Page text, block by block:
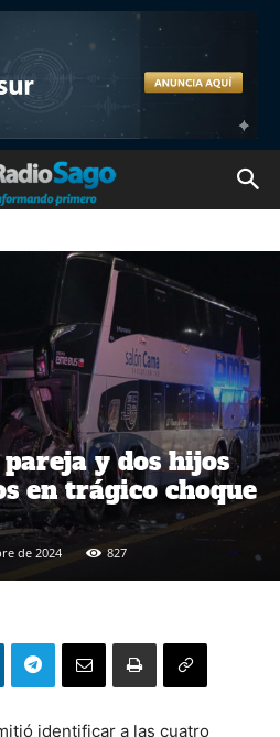
y dos hijos
en trágico choque
de 2024 827
identificar a las cuatro